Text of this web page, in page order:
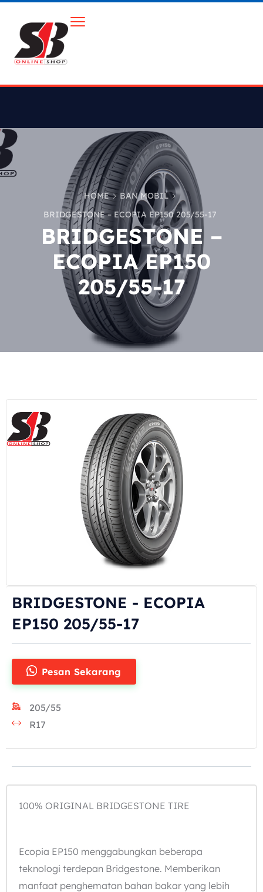
HOME
BAN MOBIL
BRIDGESTONE – ECOPIA EP150 205/55-17
BRIDGESTONE –
ECOPIA EP150
205/55-17
BRIDGESTONE - ECOPIA
EP150 205/55-17
Pesan Sekarang
205/55
R17
100% ORIGINAL BRIDGESTONE TIRE
Ecopia EP150 menggabungkan beberapa
teknologi terdepan Bridgestone. Memberikan
manfaat penghematan bahan bakar yang lebih